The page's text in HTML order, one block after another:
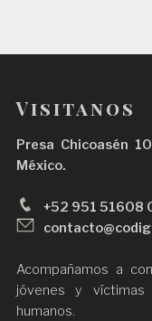
Visitanos
Presa Chicoasén
México.
+52 951 51608
Acompañamos a
jóvenes y
humanos.